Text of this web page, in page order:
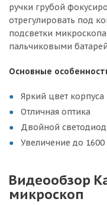
ручки грубой
отрегулировать под
подсветки
пальчиковыми
Основные
Яркий цвет
Отличная оптика
Двойной
Увеличение до 1600
Видеообзор
микроскоп